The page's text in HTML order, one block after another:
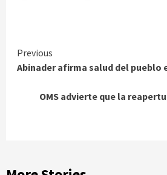
Continue
Previous
Abinader afirma salud del pueblo
OMS advierte que la